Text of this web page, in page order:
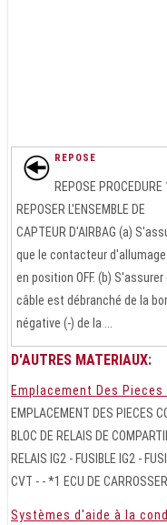
REPOSE
REPOSE PROCEDURE
REPOSER L'ENSEMBLE DE
CAPTEUR D'AIRBAG (a)
que le contacteur
en position OFF. (b) S'assurer
câble est débranché de la
négative (-) de la ...
D'AUTRES MATERIAUX:
Emplacement Des
EMPLACEMENT DES PIECES
BLOC DE RELAIS DE
RELAIS IG2 - FUSIBLE IG2 -
CVT - - *1 ECU DE
Systèmes d'aide à la